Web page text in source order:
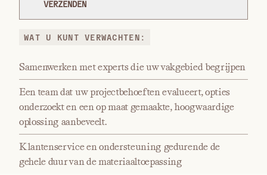
WAT U KUNT VERWACHTEN:
Samenwerken met experts die uw vakgebied begrijpen
Een team dat uw projectbehoeften evalueert, opties
onderzoekt en een op maat gemaakte, hoogwaardige
oplossing aanbeveelt.
Klantenservice en ondersteuning gedurende de
gehele duur van de materiaaltoepassing